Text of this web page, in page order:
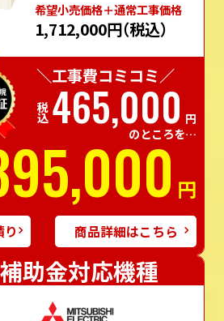
希望⼩売価格＋通常⼯事価格
1,712,000円（税込）
＼工事費コミコミ／
税込465,000 円
のところを…
円
商品詳細はこちら
補助金対応機種